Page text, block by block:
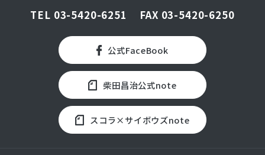
TEL 03-5420-6251 FAX 03-5420-6250
公式FaceBook
柴田昌治公式note
スコラ×サイボウズnote